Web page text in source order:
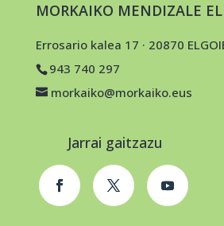
MORKAIKO MENDIZALE
Errosario kalea 17 · 20870
943 740 297
morkaiko@morkaiko.eus
Jarrai gaitzazu